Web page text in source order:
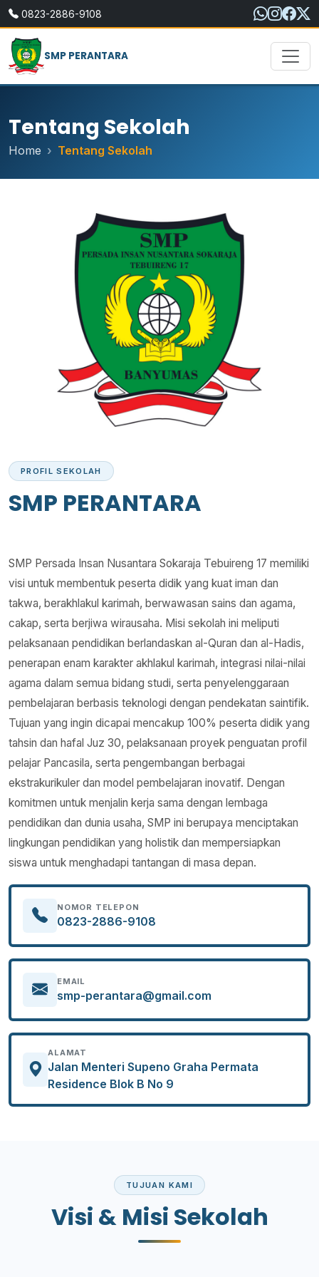
0823-2886-9108
SMP PERANTARA
Tentang Sekolah
Home Tentang Sekolah
PROFIL SEKOLAH
SMP PERANTARA
SMP Persada Insan Nusantara Sokaraja Tebuireng 17 memiliki
visi untuk membentuk peserta didik yang kuat iman dan
takwa, berakhlakul karimah, berwawasan sains dan agama,
cakap, serta berjiwa wirausaha. Misi sekolah ini meliputi
pelaksanaan pendidikan berlandaskan al-Quran dan al-Hadis,
penerapan enam karakter akhlakul karimah, integrasi nilai-nilai
agama dalam semua bidang studi, serta penyelenggaraan
pembelajaran berbasis teknologi dengan pendekatan saintifik.
Tujuan yang ingin dicapai mencakup 100% peserta didik yang
tahsin dan hafal Juz 30, pelaksanaan proyek penguatan profil
pelajar Pancasila, serta pengembangan berbagai
ekstrakurikuler dan model pembelajaran inovatif. Dengan
komitmen untuk menjalin kerja sama dengan lembaga
pendidikan dan dunia usaha, SMP ini berupaya menciptakan
lingkungan pendidikan yang holistik dan mempersiapkan
siswa untuk menghadapi tantangan di masa depan.
NOMOR TELEPON
0823-2886-9108
EMAIL
smp-perantara@gmail.com
ALAMAT
Jalan Menteri Supeno Graha Permata
Residence Blok B No 9
TUJUAN KAMI
Visi & Misi Sekolah